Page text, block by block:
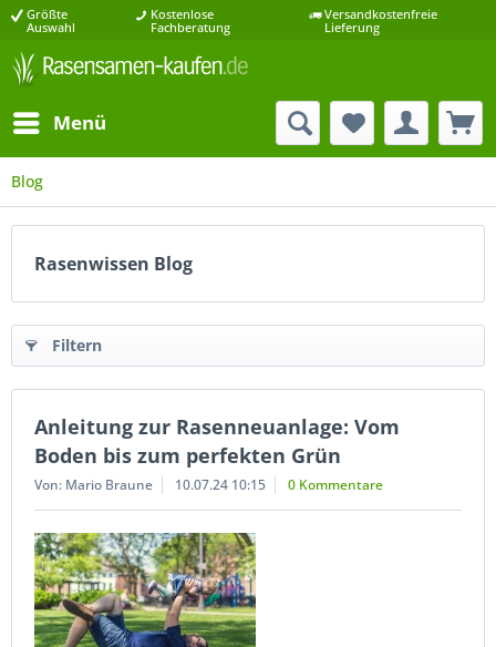
Größte
Auswahl
Kostenlose
Fachberatung
Versandkostenfreie
Lieferung
Menü
Blog
Rasenwissen Blog
Filtern
Anleitung zur Rasenneuanlage: Vom
Boden bis zum perfekten Grün
Von: Mario Braune 10.07.24 10:15 0 Kommentare